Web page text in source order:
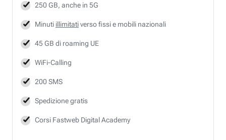
250 GB, anche in 5G
Minuti illimitativerso fissi e mobili nazionali
45 GB di roaming UE
WiFi-Calling
200 SMS
Spedizione gratis
Corsi Fastweb Digital Academy